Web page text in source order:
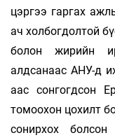
цэргээ гаргах
ач холбогдолтой
болон жирийн
алдсанаас АНУ-д
аас сонгогдсон
томоохон цохилт
сонирхох